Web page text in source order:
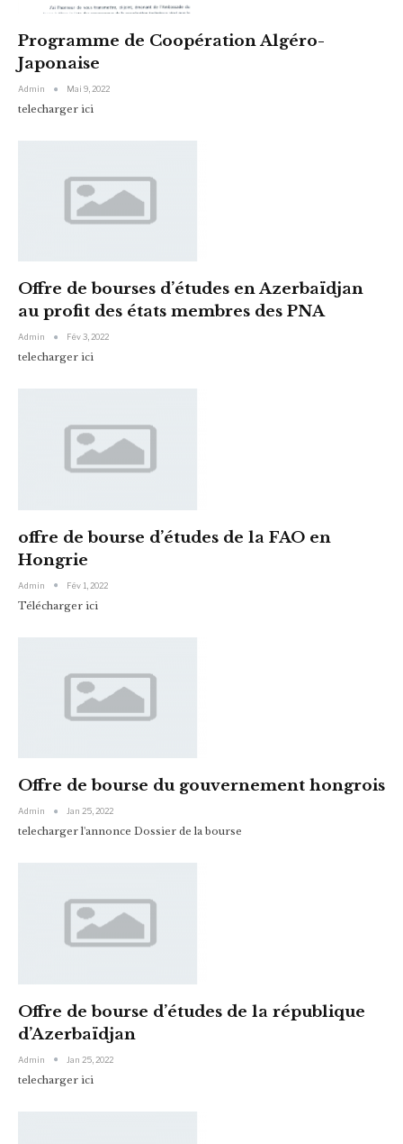
Programme de Coopération Algéro-
Japonaise
Admin Mai 9, 2022
telecharger ici
Offre de bourses d’études en Azerbaïdjan
au profit des états membres des PNA
Admin Fév 3, 2022
telecharger ici
offre de bourse d’études de la FAO en
Hongrie
Admin Fév 1, 2022
Télécharger ici
Offre de bourse du gouvernement hongrois
Admin Jan 25, 2022
telecharger l'annonce Dossier de la bourse
Offre de bourse d’études de la république
d’Azerbaïdjan
Admin Jan 25, 2022
telecharger ici